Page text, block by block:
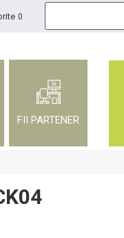
0
FII PARTENER